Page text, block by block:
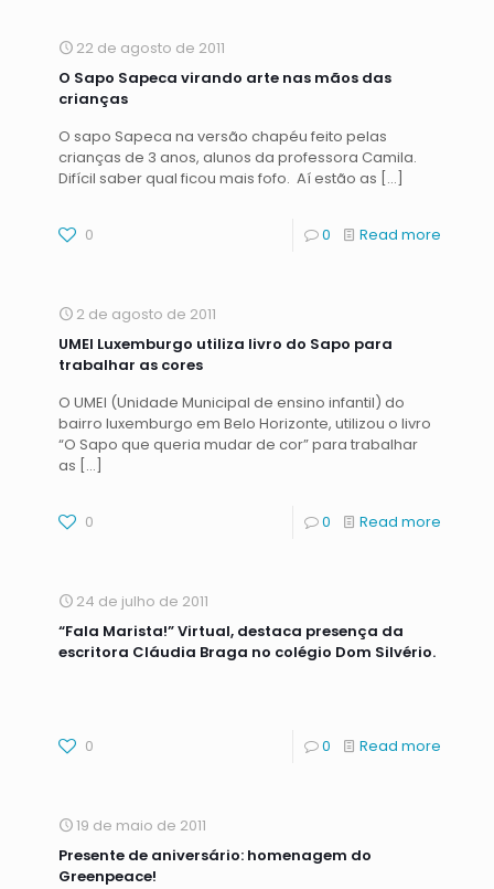
22 de agosto de 2011
O Sapo Sapeca virando arte nas mãos das
crianças
O sapo Sapeca na versão chapéu feito pelas
crianças de 3 anos, alunos da professora Camila.
Difícil saber qual ficou mais fofo. Aí estão as […]
0 0 Read more
2 de agosto de 2011
UMEI Luxemburgo utiliza livro do Sapo para
trabalhar as cores
O UMEI (Unidade Municipal de ensino infantil) do
bairro luxemburgo em Belo Horizonte, utilizou o livro
“O Sapo que queria mudar de cor” para trabalhar
as […]
0 0 Read more
24 de julho de 2011
“Fala Marista!” Virtual, destaca presença da
escritora Cláudia Braga no colégio Dom Silvério.
0 0 Read more
19 de maio de 2011
Presente de aniversário: homenagem do
Greenpeace!